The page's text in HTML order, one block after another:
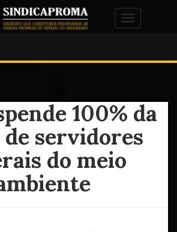
Alternar
100% da
servidores
do meio